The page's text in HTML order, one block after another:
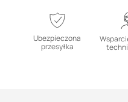
Ubezpieczona
przesyłka